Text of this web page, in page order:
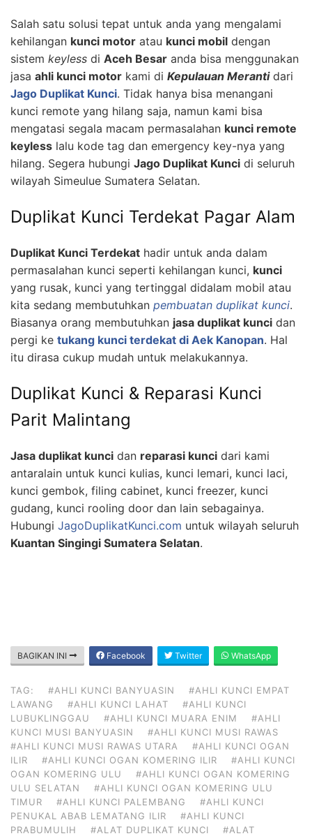
Salah satu solusi tepat untuk anda yang mengalami
kehilangan kunci motor atau kunci mobil dengan
sistem keyless di Aceh Besar anda bisa menggunakan
jasa ahli kunci motor kami di Kepulauan Merantidari
Jago Duplikat Kunci. Tidak hanya bisa menangani
kunci remote yang hilang saja, namun kami bisa
mengatasi segala macam permasalahan kunci remote
keyless lalu kode tag dan emergency key-nya yang
hilang. Segera hubungi Jago Duplikat Kunci di seluruh
wilayah Simeulue Sumatera Selatan.
Duplikat Kunci Terdekat Pagar Alam
Duplikat Kunci Terdekat hadir untuk anda dalam
permasalahan kunci seperti kehilangan kunci, kunci
yang rusak, kunci yang tertinggal didalam mobil atau
kita sedang membutuhkan pembuatan duplikat kunci.
Biasanya orang membutuhkan jasa duplikat kunci dan
pergi ke tukang kunci terdekat di Aek Kanopan. Hal
itu dirasa cukup mudah untuk melakukannya.
Duplikat Kunci & Reparasi Kunci
Parit Malintang
Jasa duplikat kunci dan reparasi kunci dari kami
antaralain untuk kunci kulias, kunci lemari, kunci laci,
kunci gembok, filing cabinet, kunci freezer, kunci
gudang, kunci rooling door dan lain sebagainya.
Hubungi JagoDuplikatKunci.com untuk wilayah seluruh
Kuantan Singingi Sumatera Selatan.
BAGIKAN INI Facebook Twitter WhatsApp
TAG: #AHLI KUNCI BANYUASIN
#AHLI KUNCI EMPAT
LAWANG
#AHLI KUNCI LAHAT
#AHLI KUNCI
LUBUKLINGGAU
#AHLI KUNCI MUARA ENIM
#AHLI
KUNCI MUSI BANYUASIN
#AHLI KUNCI MUSI RAWAS
#AHLI KUNCI MUSI RAWAS UTARA
#AHLI KUNCI OGAN
ILIR
#AHLI KUNCI OGAN KOMERING ILIR
#AHLI KUNCI
OGAN KOMERING ULU
#AHLI KUNCI OGAN KOMERING
ULU SELATAN
#AHLI KUNCI OGAN KOMERING ULU
TIMUR
#AHLI KUNCI PALEMBANG
#AHLI KUNCI
PENUKAL ABAB LEMATANG ILIR
#AHLI KUNCI
PRABUMULIH
#ALAT DUPLIKAT KUNCI
#ALAT